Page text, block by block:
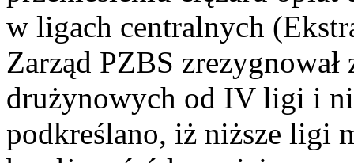
w ligach centralnych
Zarząd PZBS
drużynowych od IV ligi i
podkreślano, iż niższe ligi